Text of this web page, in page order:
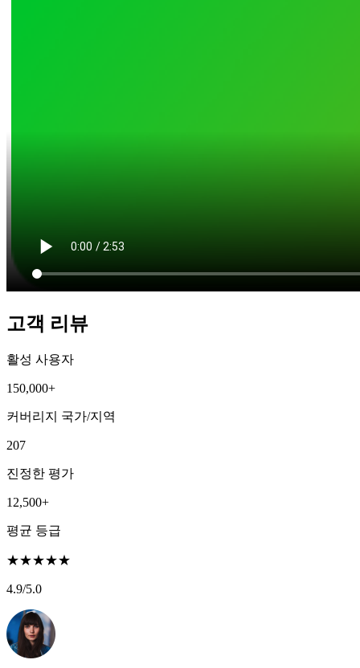
고객 리뷰
활성 사용자
150,000+
커버리지 국가/지역
207
진정한 평가
12,500+
평균 등급
★★★★★
4.9/5.0